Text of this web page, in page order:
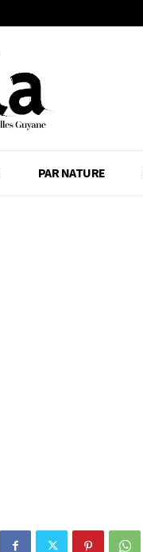
PAR NATURE